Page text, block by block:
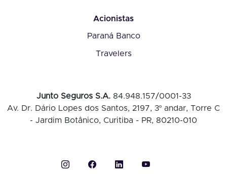
Acionistas
Paraná Banco
Travelers
Junto Seguros S.A. 84.948.157/0001-33
Av. Dr. Dário Lopes dos Santos, 2197, 3º andar, Torre C
- Jardim Botânico, Curitiba - PR, 80210-010